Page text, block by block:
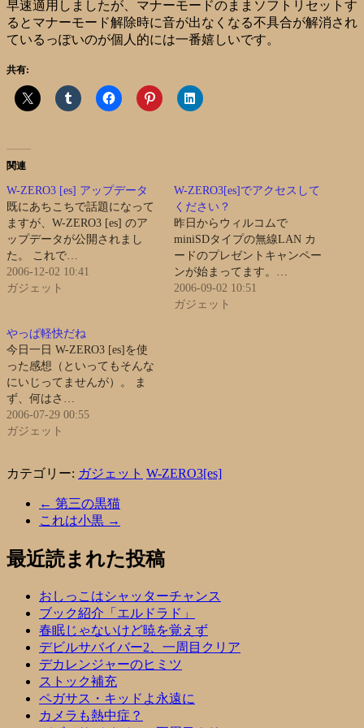
早速適用しましたが、マナーモードのままソフトリセットす
るとマナーモード解除時に音が出なくなる不具合が解消され
ているっぽいのが個人的には一番嬉しいです。
共有:
関連
W-ZERO3 [es] アップデータ
既にあちこちで話題になって
ますが、W-ZERO3 [es] のア
ップデータが公開されまし
た。 これで…
2006-12-02 10:41
ガジェット
W-ZERO3[es]でアクセスして
ください？
昨日からウィルコムで
miniSDタイプの無線LAN カ
ードのプレゼントキャンペー
ンが始まってます。…
2006-09-02 10:51
ガジェット
やっぱ軽快だね
今日一日 W-ZERO3 [es]を使
った感想（といってもそんな
にいじってませんが）。 ま
ず、何はさ…
2006-07-29 00:55
ガジェット
カテゴリー: ガジェット W-ZERO3[es]
← 第三の黒猫
これは小黒 →
最近読まれた投稿
おしっこはシャッターチャンス
ブック紹介「エルドラド」
春眠じゃないけど暁を覚えず
デビルサバイバー2、一周目クリア
デカレンジャーのヒミツ
ストック補充
ペガサス・キッドよ永遠に
カメラも熱中症？